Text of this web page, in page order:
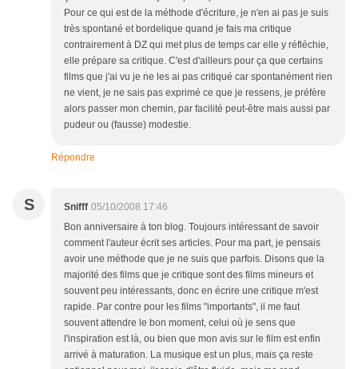
Pour ce qui est de la méthode d'écriture, je n'en ai pas je suis
très spontané et bordelique quand je fais ma critique
contrairement à DZ qui met plus de temps car elle y réfléchie,
elle prépare sa critique. C'est d'ailleurs pour ça que certains
films que j'ai vu je ne les ai pas critiqué car spontanément rien
ne vient, je ne sais pas exprimé ce que je ressens, je préfère
alors passer mon chemin, par facilité peut-être mais aussi par
pudeur ou (fausse) modestie.
Répondre
S Snifff 05/10/2008 17:46
Bon anniversaire à ton blog. Toujours intéressant de savoir
comment l'auteur écrit ses articles. Pour ma part, je pensais
avoir une méthode que je ne suis que parfois. Disons que la
majorité des films que je critique sont des films mineurs et
souvent peu intéressants, donc en écrire une critique m'est
rapide. Par contre pour les films "importants", il me faut
souvent attendre le bon moment, celui où je sens que
l'inspiration est là, ou bien que mon avis sur le film est enfin
arrivé à maturation. La musique est un plus, mais ça reste